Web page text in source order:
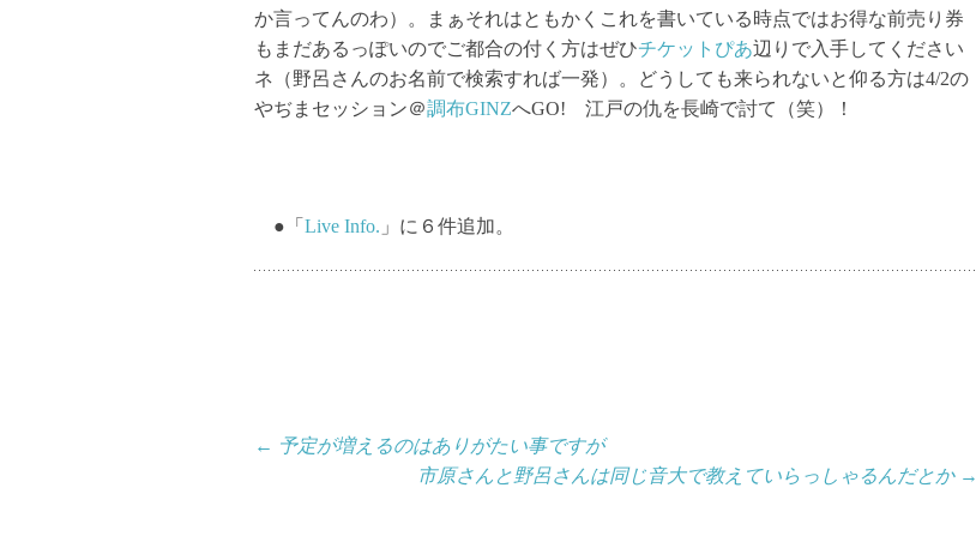
か言ってんのわ）。まぁそれはともかくこれを書いている時点ではお得な前売り券
もまだあるっぽいのでご都合の付く方はぜひチケットぴあ辺りで入手してください
ネ（野呂さんのお名前で検索すれば一発）。どうしても来られないと仰る方は4/2の
やぢまセッション＠調布GINZへGO! 江戸の仇を長崎で討て（笑）！
●「 Live Info. 」に６件追加。
← 予定が増えるのはありがたい事ですが
市原さんと野呂さんは同じ音大で教えていらっしゃるんだとか →